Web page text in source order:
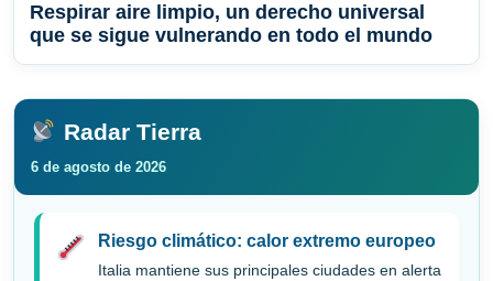
Respirar aire limpio, un derecho universal
que se sigue vulnerando en todo el mundo
Radar Tierra
6 de agosto de 2026
Riesgo climático: calor extremo europeo
Italia mantiene sus principales ciudades en alerta